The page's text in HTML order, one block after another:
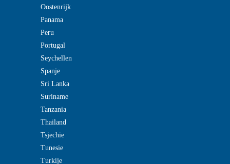
Oostenrijk
Panama
Peru
Portugal
Seychellen
Spanje
Sri Lanka
Suriname
Tanzania
Thailand
Tsjechie
Tunesie
Turkije